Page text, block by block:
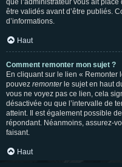
que l’administrateur vous ait
être validés avant d’être publiés.
d’informations.
Haut
Comment remonter mon sujet ?
En cliquant sur le lien « Remonter
pouvez remonterle sujet en haut
vous ne voyez pas ce lien, cela
désactivée ou que l’intervalle de
atteint. Il est également possible
répondant. Néanmoins, assurez-
faisant.
Haut